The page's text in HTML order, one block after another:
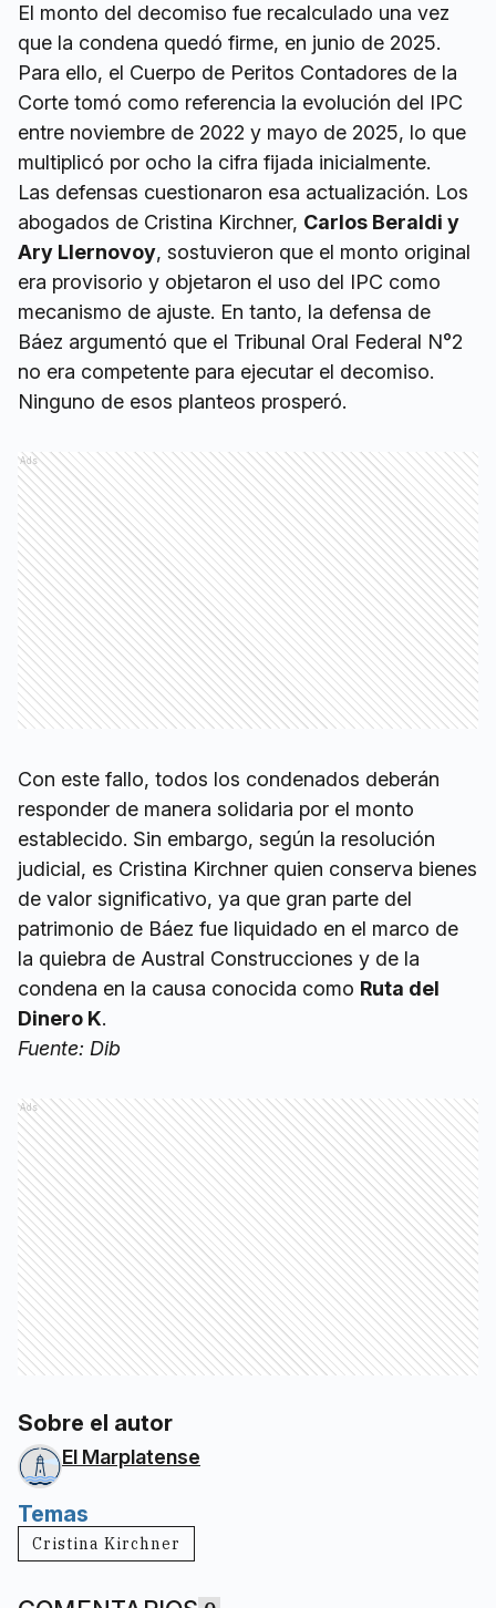
El monto del decomiso fue recalculado una vez
que la condena quedó firme, en junio de 2025.
Para ello, el Cuerpo de Peritos Contadores de la
Corte tomó como referencia la evolución del IPC
entre noviembre de 2022 y mayo de 2025, lo que
multiplicó por ocho la cifra fijada inicialmente.
Las defensas cuestionaron esa actualización. Los
abogados de Cristina Kirchner, Carlos Beraldi y
Ary Llernovoy, sostuvieron que el monto original
era provisorio y objetaron el uso del IPC como
mecanismo de ajuste. En tanto, la defensa de
Báez argumentó que el Tribunal Oral Federal N°2
no era competente para ejecutar el decomiso.
Ninguno de esos planteos prosperó.
Ads
Con este fallo, todos los condenados deberán
responder de manera solidaria por el monto
establecido. Sin embargo, según la resolución
judicial, es Cristina Kirchner quien conserva bienes
de valor significativo, ya que gran parte del
patrimonio de Báez fue liquidado en el marco de
la quiebra de Austral Construcciones y de la
condena en la causa conocida como Ruta del
Dinero K.
Fuente: Dib
Ads
Sobre el autor
El Marplatense
Temas
Cristina Kirchner